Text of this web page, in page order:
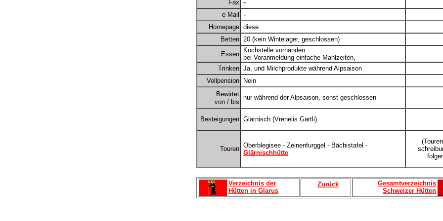
Fax -
e-Mail -
Homepage diese
Betten 20 (kein Wintelager, geschlossen)
Essen
Kochstelle vorhanden
bei Voranmeldung einfache Mahlzeiten,
Trinken Ja, und Milchprodukte während Alpsaison
Vollpension
Nein
Bewirtet
von / bis
nur während der Alpsaison, sonst geschlossen
Besteigungen Glärnisch (Vrenelis Gärtli)
Touren Oberblegisee - Zeinenfurggel - Bächistafel -
Glärnischhütte
Verzeichnis der
Hütten in Glarus
Zurück
Gesamtverzeichnis
Schweizer Hütten